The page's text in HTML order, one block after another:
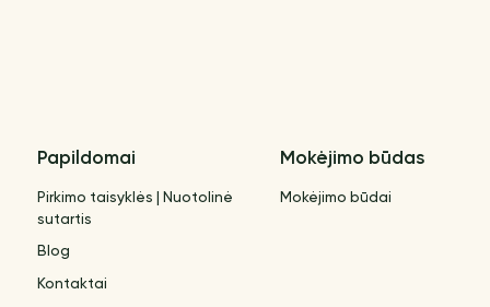
Papildomai
Pirkimo taisyklės | Nuotolinė
sutartis
Blog
Kontaktai
Mokėjimo būdas
Mokėjimo būdai